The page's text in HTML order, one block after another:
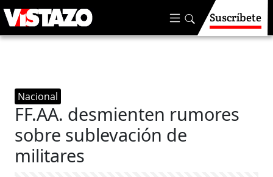
Suscríbete
Nacional
FF.AA. desmienten rumores
sobre sublevación de
militares